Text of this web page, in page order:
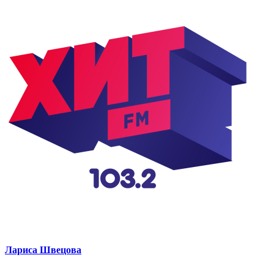
Лариса Швецова